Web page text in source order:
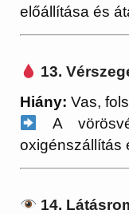
előállítása és
13.
Hiány: Vas,
A
oxigénszállítás
14.